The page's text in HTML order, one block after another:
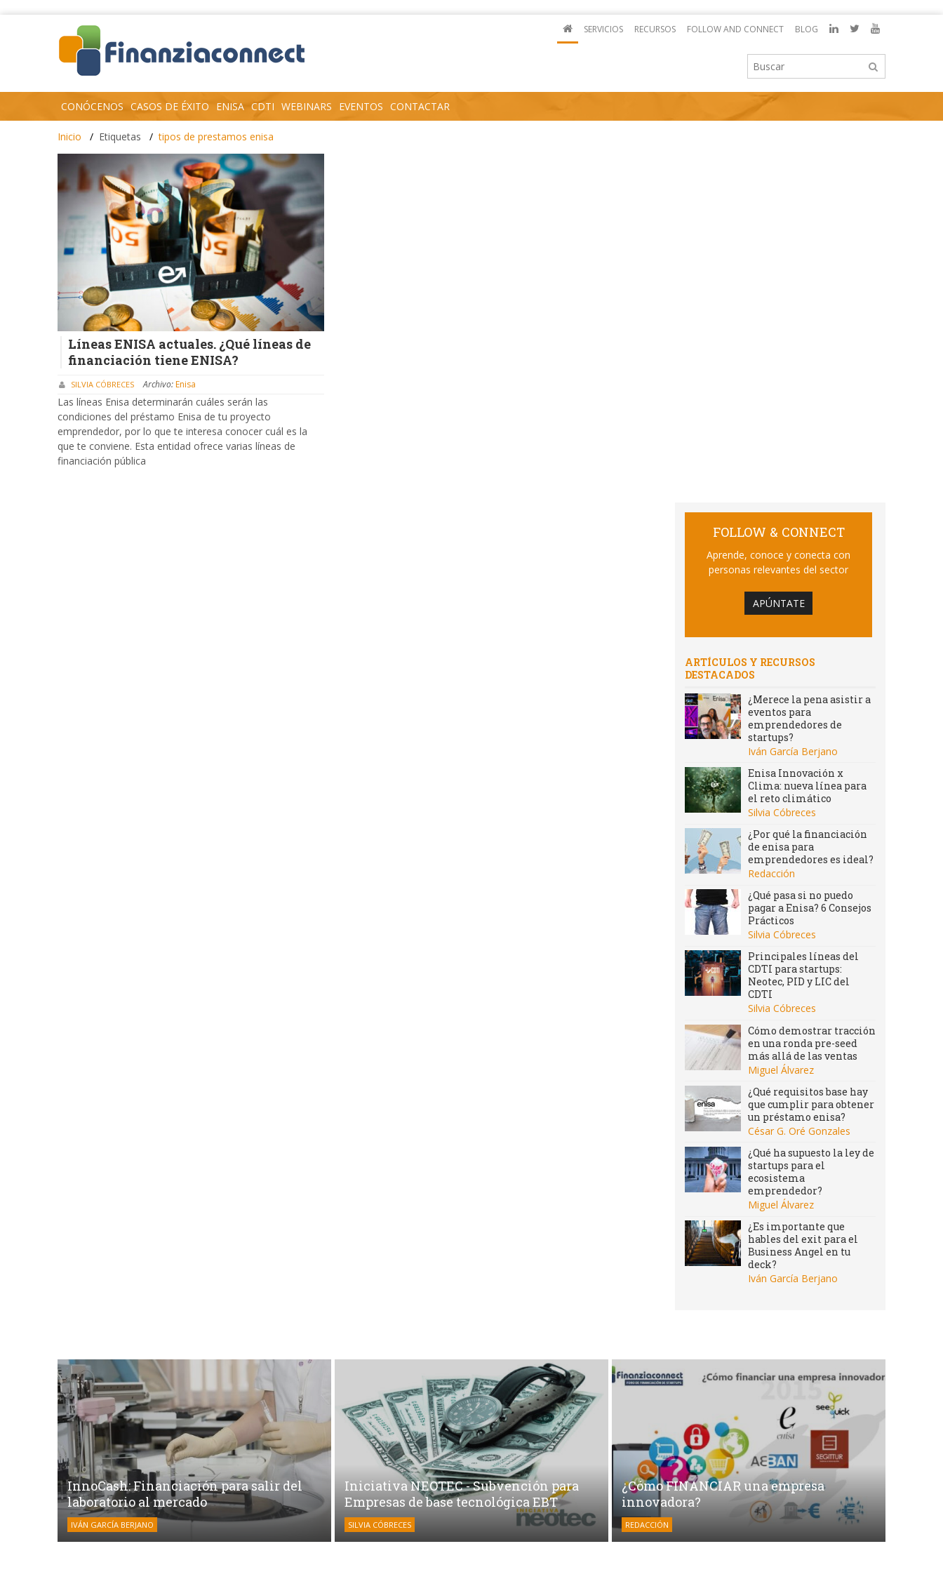
SERVICIOS RECURSOS FOLLOW AND CONNECT BLOG
CONÓCENOS CASOS DE ÉXITO ENISA CDTI WEBINARS EVENTOS CONTACTAR
Inicio Etiquetas tipos de prestamos enisa
Líneas ENISA actuales. ¿Qué líneas de
financiación tiene ENISA?
SILVIA CÓBRECES Archivo:Enisa
Las líneas Enisa determinarán cuáles serán las
condiciones del préstamo Enisa de tu proyecto
emprendedor, por lo que te interesa conocer cuál es la
que te conviene. Esta entidad ofrece varias líneas de
financiación pública
FOLLOW & CONNECT
Aprende, conoce y conecta con
personas relevantes del sector
APÚNTATE
ARTÍCULOS Y RECURSOS
DESTACADOS
¿Merece la pena asistir a
eventos para
emprendedores de
startups?
Iván García Berjano
Enisa Innovación x
Clima: nueva línea para
el reto climático
Silvia Cóbreces
¿Por qué la financiación
de enisa para
emprendedores es ideal?
Redacción
¿Qué pasa si no puedo
pagar a Enisa? 6 Consejos
Prácticos
Silvia Cóbreces
Principales líneas del
CDTI para startups:
Neotec, PID y LIC del
CDTI
Silvia Cóbreces
Cómo demostrar tracción
en una ronda pre-seed
más allá de las ventas
Miguel Álvarez
¿Qué requisitos base hay
que cumplir para obtener
un préstamo enisa?
César G. Oré Gonzales
¿Qué ha supuesto la ley de
startups para el
ecosistema
emprendedor?
Miguel Álvarez
¿Es importante que
hables del exit para el
Business Angel en tu
deck?
Iván García Berjano
InnoCash: Financiación para salir del
laboratorio al mercado
IVÁN GARCÍA BERJANO
Iniciativa NEOTEC - Subvención para
Empresas de base tecnológica EBT
SILVIA CÓBRECES
¿Cómo FINANCIAR una empresa
innovadora?
REDACCIÓN